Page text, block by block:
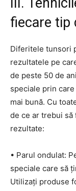
fiecare tip
Diferitele tunsori
rezultatele pe
de peste 50 de
speciale prin
mai bună. Cu
de ce ar trebui să
rezultate:
• Parul ondulat:
speciale care să
Utilizați produse